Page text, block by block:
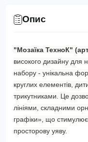
Опис
"Мозаїка ТехноК"
високого дизайну для
набору - унікальна
круглих елементів,
трикутниками. Це
лініями, складними
графіки», що
просторову уяву.